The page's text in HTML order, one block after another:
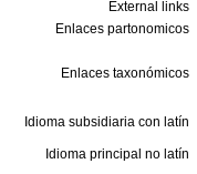
External links
Enlaces partonomicos
Enlaces taxonómicos
Idioma subsidiaria con latín
Idioma principal no latín